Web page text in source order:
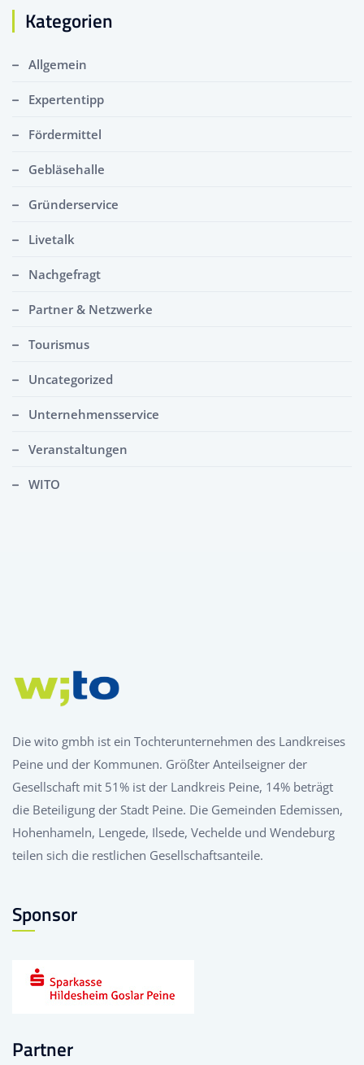
Kategorien
Allgemein
Expertentipp
Fördermittel
Gebläsehalle
Gründerservice
Livetalk
Nachgefragt
Partner & Netzwerke
Tourismus
Uncategorized
Unternehmensservice
Veranstaltungen
WITO
Die wito gmbh ist ein Tochterunternehmen des Landkreises
Peine und der Kommunen. Größter Anteilseigner der
Gesellschaft mit 51% ist der Landkreis Peine, 14% beträgt
die Beteiligung der Stadt Peine. Die Gemeinden Edemissen,
Hohenhameln, Lengede, Ilsede, Vechelde und Wendeburg
teilen sich die restlichen Gesellschaftsanteile.
Sponsor
Partner